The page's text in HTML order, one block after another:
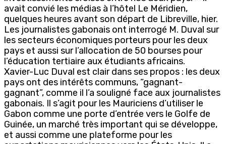
avait convié les médias à l’hôtel Le Méridien,
quelques heures avant son départ de Libreville, hier.
Les journalistes gabonais ont interrogé M. Duval sur
les secteurs économiques porteurs pour les deux
pays et aussi sur l’allocation de 50 bourses pour
l’éducation tertiaire aux étudiants africains.
Xavier-Luc Duval est clair dans ses propos : les deux
pays ont des intérêts communs, “gagnant-
gagnant”, comme il l’a souligné face aux journalistes
gabonais. Il s’agit pour les Mauriciens d’utiliser le
Gabon comme une porte d’entrée vers le Golfe de
Guinée, un marché très important qui se développe,
et aussi comme une plateforme pour les